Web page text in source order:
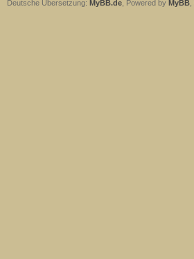
Deutsche Übersetzung: MyBB.de , Powered by MyBB